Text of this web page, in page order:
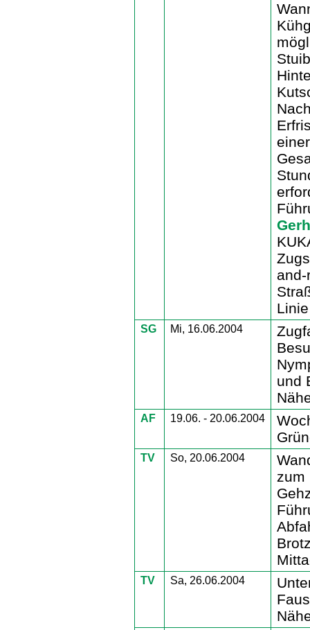
SG Mi, 16.06.2004
und
AF 19.06. - 20.06.2004
TV So, 20.06.2004
zum
TV Sa, 26.06.2004